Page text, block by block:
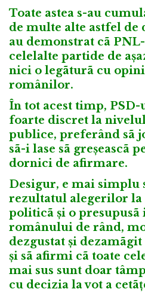
Toate astea s-au
de multe alte astfel de
au demonstrat cã
celelalte partide de
nici o legãturã cu
românilor.
În tot acest timp,
foarte discret la
publice, preferând sã
sã-i lase sã greșeascã
dornici de afirmare.
Desigur, e mai simplu
rezultatul alegerilor la
politicã și o
românului de rând,
dezgustat și
și sã afirmi cã toate
mai sus sunt doar
cu decizia la vot a